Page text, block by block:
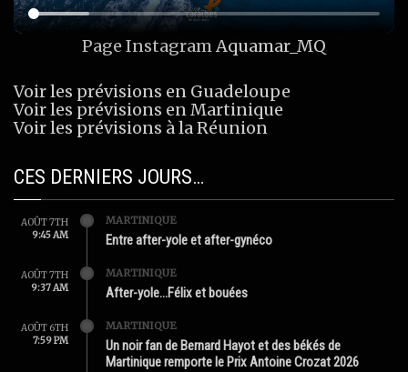
Page InstagramAquamar_MQ
Voir les prévisions en Guadeloupe
Voir les prévisions en Martinique
Voir les prévisions à la Réunion
CES DERNIERS JOURS…
AOÛT 7TH
9:45 AM
MARTINIQUE
Entre after-yole et after-gynéco
AOÛT 7TH
9:37 AM
MARTINIQUE
After-yole…Félix et bouées
AOÛT 6TH
7:59 PM
MARTINIQUE
Un noir fan de Bernard Hayot et des békés de
Martinique remporte le Prix Antoine Crozat 2026